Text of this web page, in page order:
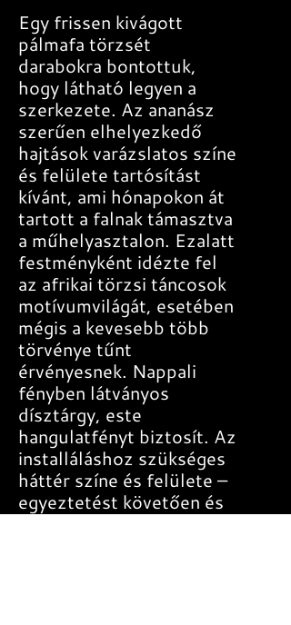
Egy frissen kivágott
pálmafa törzsét
darabokra bontottuk,
hogy látható legyen a
szerkezete. Az ananász
szerűen elhelyezkedő
hajtások varázslatos színe
és felülete tartósítást
kívánt, ami hónapokon át
tartott a falnak támasztva
a műhelyasztalon. Ezalatt
festményként idézte fel
az afrikai törzsi táncosok
motívumvilágát, esetében
mégis a kevesebb több
törvénye tűnt
érvényesnek. Nappali
fényben látványos
dísztárgy, este
hangulatfényt biztosít. Az
installáláshoz szükséges
háttér színe és felülete –
egyeztetést követően és